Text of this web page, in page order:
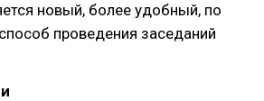
новый, более удобный, по
проведения заседаний